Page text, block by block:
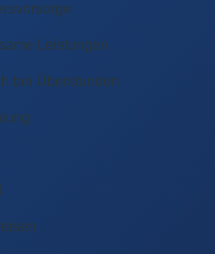
Leistungen
bei Überstunden